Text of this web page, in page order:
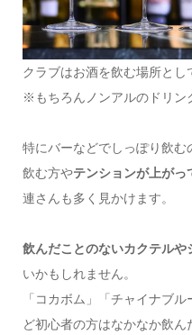
クラブはお酒を飲む場所とし
※もちろんノンアルのドリン
特にバーなどでしっぽり飲
飲む方やテンションが上がっ
連さんも多く見かけます。
飲んだことのないカクテルや
いかもしれません。
「コカボム」「チャイナブ
ど初心者の方はなかなか飲